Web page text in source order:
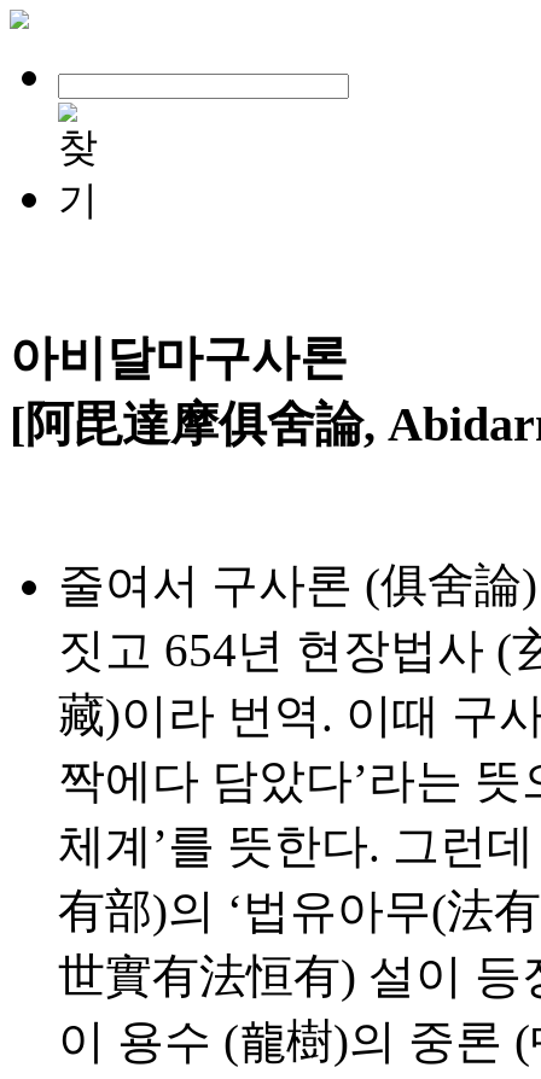
아비달마구사론
[阿毘達摩俱舍論,
줄여서 구사론 (俱舍
짓고 654년 현장법사 (
藏)이라 번역. 이때 구
짝에다 담았다’라는
체계’를 뜻한다. 그런
有部)의 ‘법유아무(法
世實有法恒有) 설이
이 용수 (龍樹)의 중론